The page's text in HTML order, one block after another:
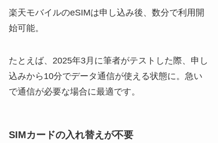
楽天モバイルのeSIMは申し込み後、数分で利用開
始可能。
たとえば、2025年3月に筆者がテストした際、申し
込みから10分でデータ通信が使える状態に。急い
で通信が必要な場合に最適です。
SIMカードの入れ替えが不要